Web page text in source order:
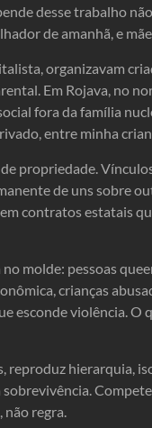
desse trabalho
de amanhã, e
organizavam
Em Rojava, no
fora da família
entre minha
propriedade.
de uns sobre
contratos estatais
molde: pessoas
crianças
esconde violência. O
hierarquia,
não regra.